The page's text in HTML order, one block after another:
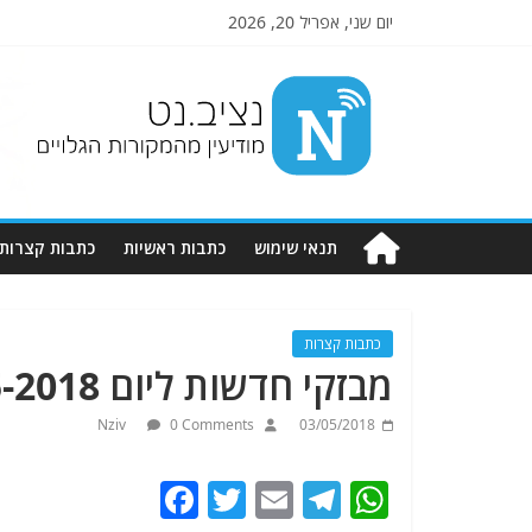
יום שני, אפריל 20, 2026
Nziv.net
מודיעין
מהמקורות
תנאי שימוש כתבות ראשיות כתבות קצרות
כתבות קצרות
מבזקי חדשות ליום 3-5-2018.מתעדכן.
03/05/2018
Nziv 0 Comments
W
T
E
T